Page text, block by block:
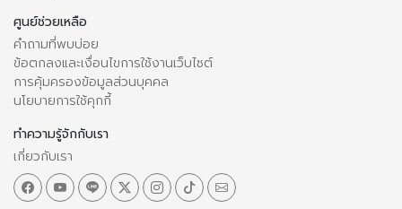
ศูนย์ช่วยเหลือ
คำถามที่พบบ่อย
ข้อตกลงและเงื่อนไขการใช้งานเว็บไซต์
การคุ้มครองข้อมูลส่วนบุคคล
นโยบายการใช้คุกกี้
ทำความรู้จักกับเรา
เกี่ยวกับเรา